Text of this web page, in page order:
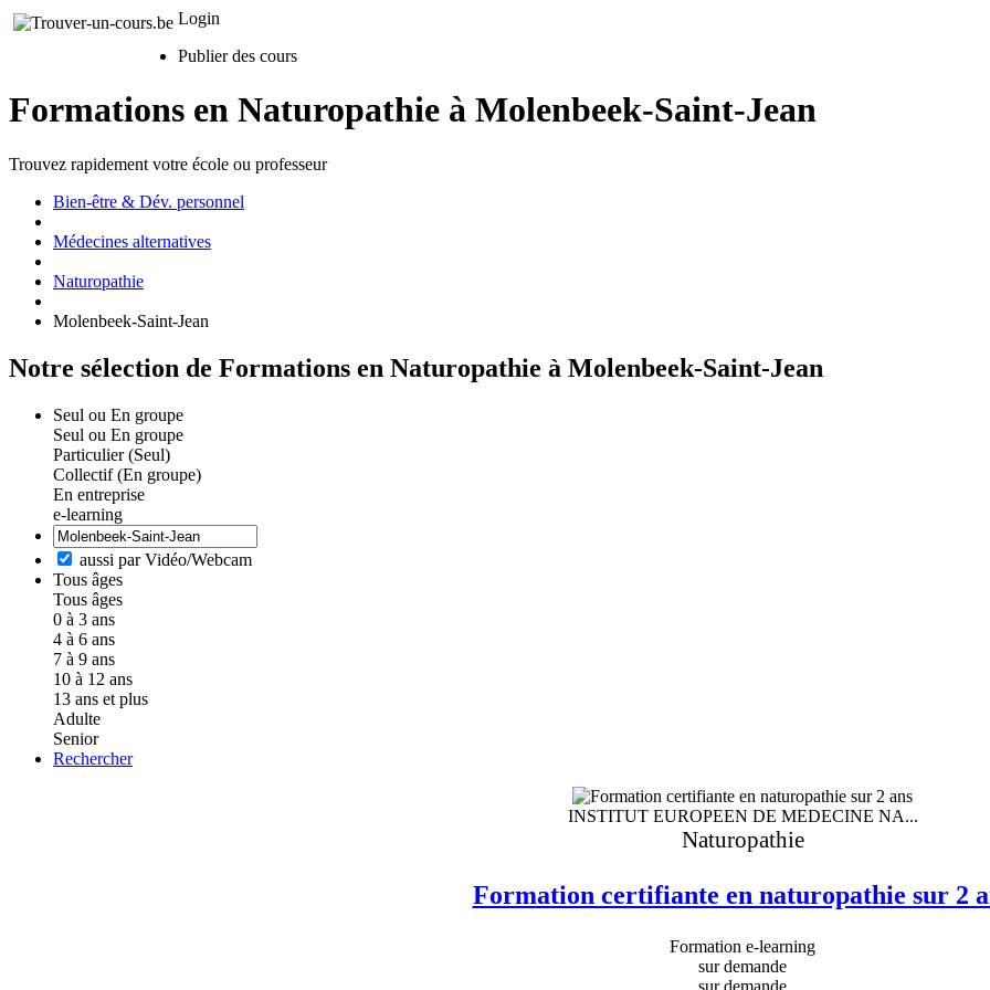
Login
Publier des cours
Formations en Naturopathie à Molenbeek-Saint-Jean
Trouvez rapidement votre école ou professeur
Bien-être & Dév. personnel
Médecines alternatives
Naturopathie
Molenbeek-Saint-Jean
Notre sélection de Formations en Naturopathie à Molenbeek-Saint-Jean
Seul ou En groupe
Seul ou En groupe
Particulier (Seul)
Collectif (En groupe)
En entreprise
e-learning
aussi par Vidéo/Webcam
Tous âges
Tous âges
0 à 3 ans
4 à 6 ans
7 à 9 ans
10 à 12 ans
13 ans et plus
Adulte
Senior
Rechercher
INSTITUT EUROPEEN DE MEDECINE NA...
Naturopathie
Formation certifiante en naturopathie sur 2
Formation e-learning
sur demande